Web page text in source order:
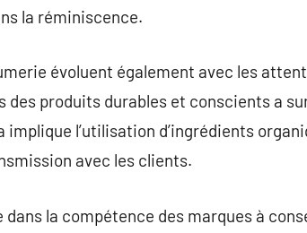
la réminiscence.
évoluent également avec les
produits durables et conscients a
l’utilisation d’ingrédients
avec les clients.
la compétence des marques à